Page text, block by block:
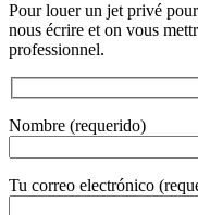
Pour louer un jet privé
nous écrire et on vous
professionnel.
Nombre (requerido)
Tu correo electrónico